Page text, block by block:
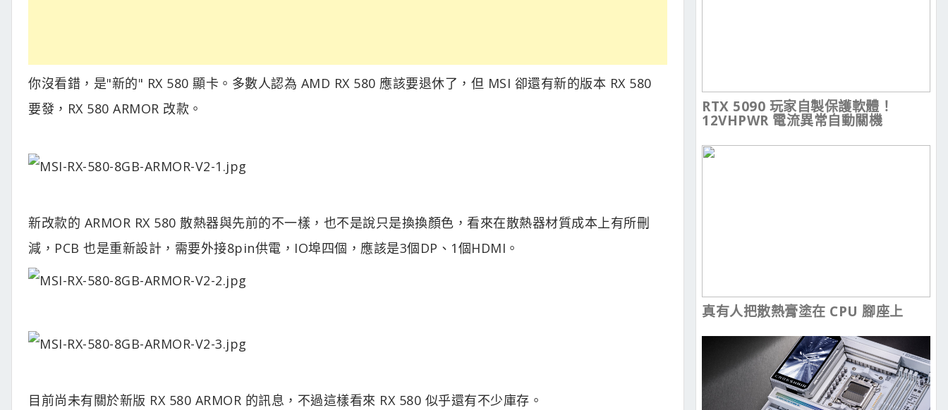
你沒看錯，是"新的" RX 580 顯卡。多數人認為 AMD RX 580 應該要退休了，但 MSI 卻還有新的版本 RX 580
要發，RX 580 ARMOR 改款。
新改款的 ARMOR RX 580 散熱器與先前的不一樣，也不是說只是換換顏色，看來在散熱器材質成本上有所刪
減，PCB 也是重新設計，需要外接8pin供電，IO埠四個，應該是3個DP、1個HDMI。
目前尚未有關於新版 RX 580 ARMOR 的訊息，不過這樣看來 RX 580 似乎還有不少庫存。
RTX 5090 玩家自製保護軟體！
12VHPWR 電流異常自動關機
真有人把散熱膏塗在 CPU 腳座上